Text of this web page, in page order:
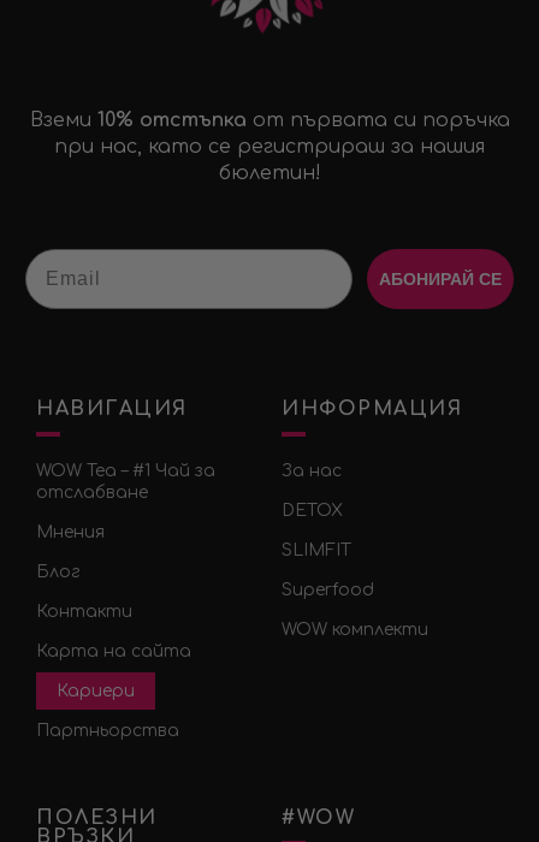
Вземи 10% отстъпка от първата си поръчка
при нас, като се регистрираш за нашия
бюлетин!
Email
АБОНИРАЙ СЕ
НАВИГАЦИЯ
WOW Tea – #1 Чай за
отслабване
Мнения
Блог
Контакти
Карта на сайта
Кариери
Партньорства
ИНФОРМАЦИЯ
За нас
DETOX
SLIMFIT
Superfood
WOW комплекти
ПОЛЕЗНИ
ВРЪЗКИ
#WOW